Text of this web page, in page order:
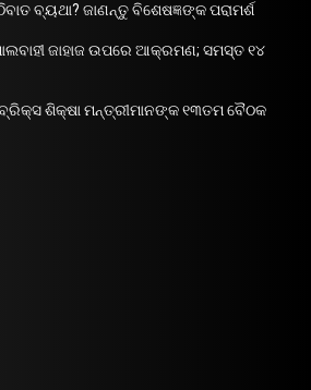
ବ୍ୟଥା? ଜାଣନ୍ତୁ ବିଶେଷଜ୍ଞଙ୍କ ପରାମର୍ଶ
ଜାହାଜ ଉପରେ ଆକ୍ରମଣ; ସମସ୍ତ ୧୪
ଶିକ୍ଷା ମନ୍ତ୍ରୀମାନଙ୍କ ୧୩ତମ ବୈଠକ